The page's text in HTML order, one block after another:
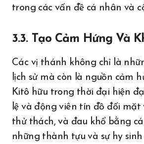
trong các vấn đề cá nhân và
3.3. Tạo Cảm Hứng Và
Các vị thánh không chỉ là
lịch sử mà còn là nguồn cảm
Kitô hữu trong thời đại hiện
lệ và động viên tín đồ đối mặt
thử thách, và đau khổ bằng
những thành tựu và sự hy